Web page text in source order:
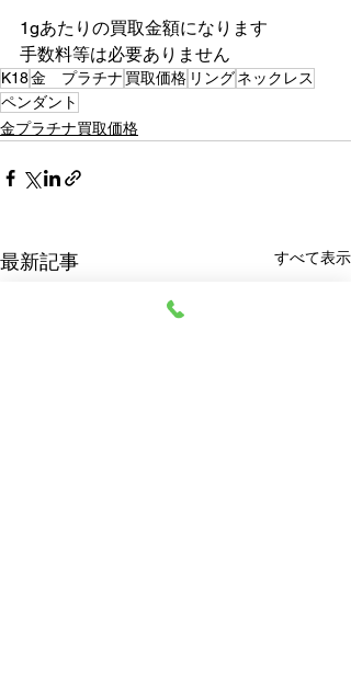
1gあたりの買取金額になります
手数料等は必要ありません
K18金 プラチナ 買取価格 リングネックレス
ペンダント
金プラチナ買取価格
最新記事 すべて表示